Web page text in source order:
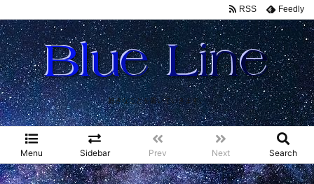
好きなことを書いていきます。
Menu Sidebar Prev Next Search
RSS Feedly